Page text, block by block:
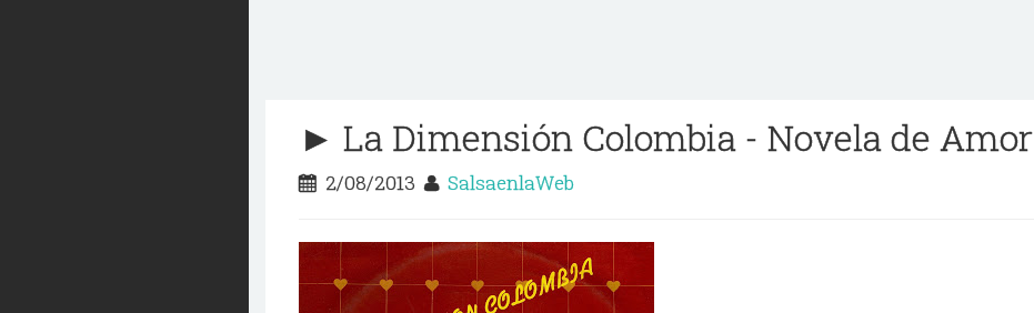
► La Dimensión Colombia - Novela de Amor
2/08/2013 SalsaenlaWeb